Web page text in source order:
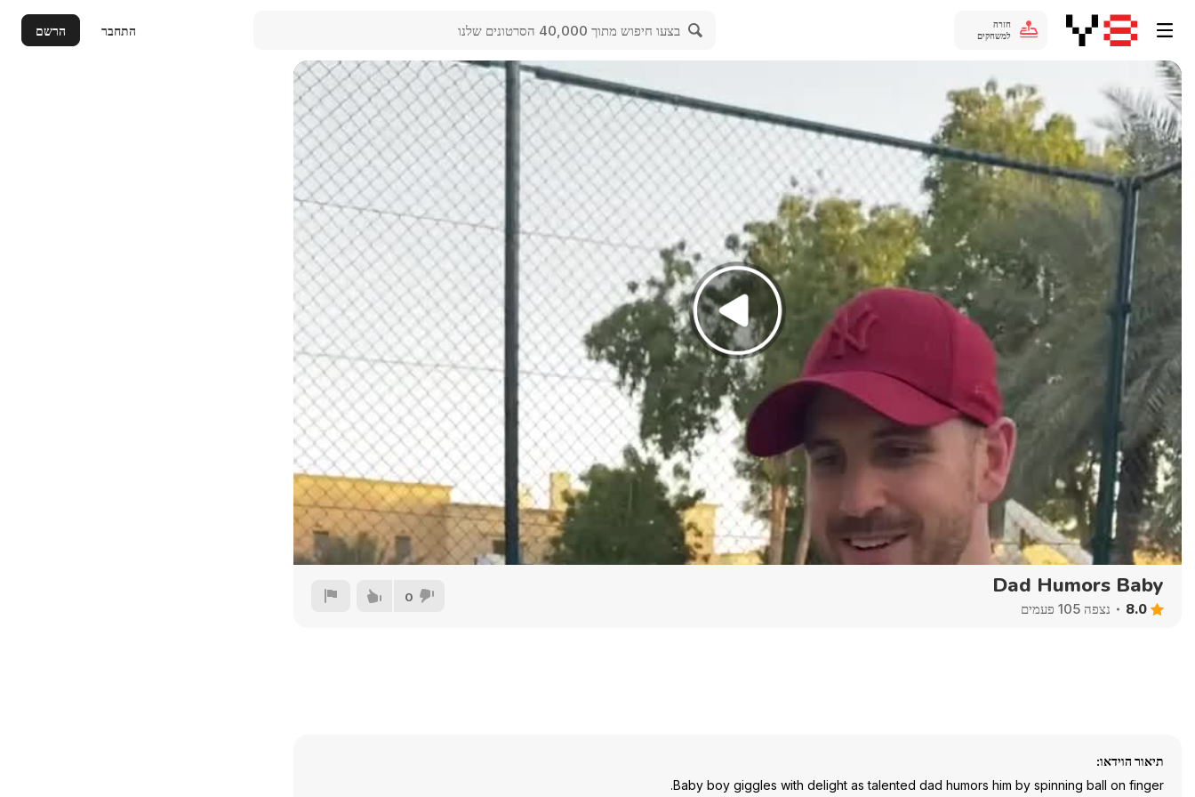
חזרה
למשחקים
התחבר הרשם
Auto
240p
360p
480p
720p
1080p
1440p
Dad Humors Baby
8.0 נצפה 105 פעמים
0
תיאור הוידאו:
Baby boy giggles with delight as talented dad humors him by spinning ball on finger.